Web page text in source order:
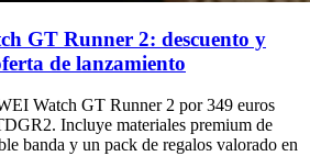
GT Runner 2: descuento y
de lanzamiento
Watch GT Runner 2 por 349 euros
Incluye materiales premium de
banda y un pack de regalos valorado en